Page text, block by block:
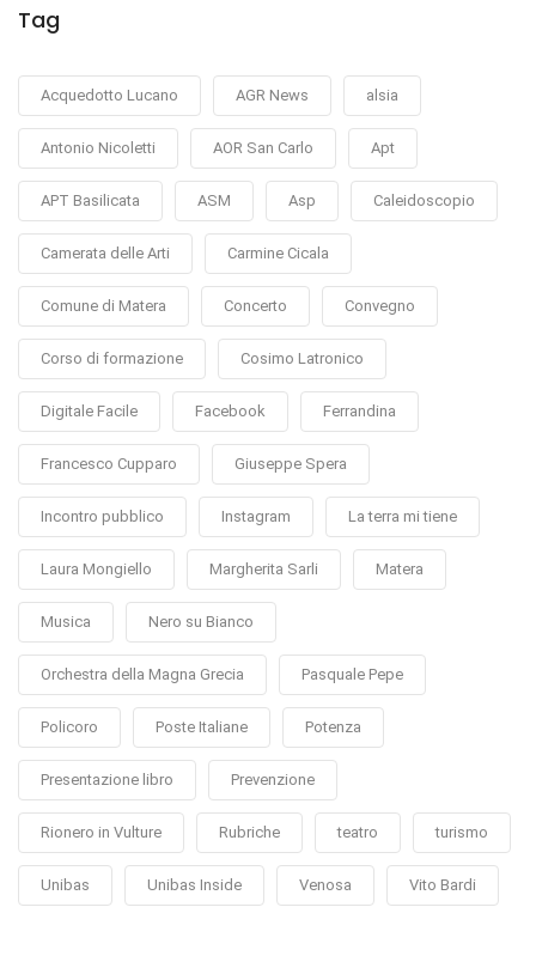
Tag
Acquedotto Lucano AGR News alsia
Antonio Nicoletti AOR San Carlo Apt
APT Basilicata ASM Asp Caleidoscopio
Camerata delle Arti Carmine Cicala
Comune di Matera Concerto Convegno
Corso di formazione Cosimo Latronico
Digitale Facile Facebook Ferrandina
Francesco Cupparo Giuseppe Spera
Incontro pubblico Instagram La terra mi tiene
Laura Mongiello Margherita Sarli Matera
Musica Nero su Bianco
Orchestra della Magna Grecia Pasquale Pepe
Policoro Poste Italiane Potenza
Presentazione libro Prevenzione
Rionero in Vulture Rubriche teatro turismo
Unibas Unibas Inside Venosa Vito Bardi